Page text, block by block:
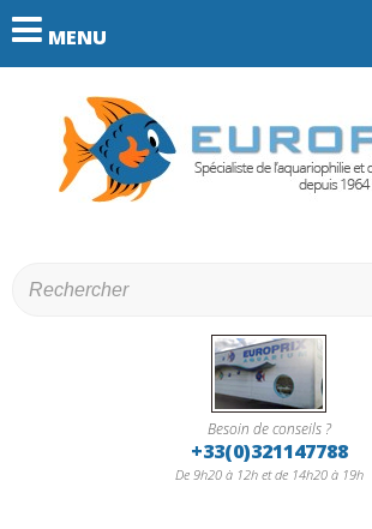
MENU
Besoin de conseils ?
+33(0)321147788
De 9h20 à 12h et de 14h20 à 19h